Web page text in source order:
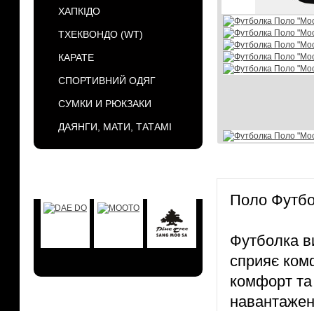
ХАПКІДО
ТХЕКВОНДО (WT)
КАРАТЕ
СПОРТИВНИЙ ОДЯГ
СУМКИ И РЮКЗАКИ
ДАЯНГИ, МАТИ, ТАТАМІ
Поло
Футболка
сприяє
комфорт та